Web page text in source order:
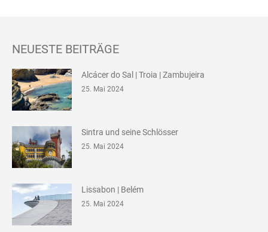
NEUESTE BEITRÄGE
Alcácer do Sal | Troia | Zambujeira
25. Mai 2024
Sintra und seine Schlösser
25. Mai 2024
Lissabon | Belém
25. Mai 2024